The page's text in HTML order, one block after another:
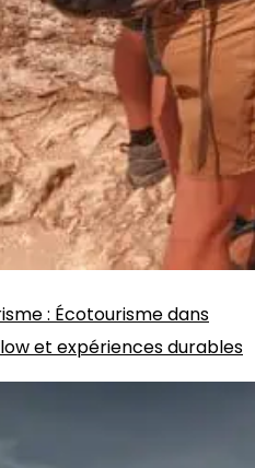
: Écotourisme dans
et expériences durables